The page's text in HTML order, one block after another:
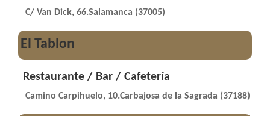
C/ Van Dick, 66.Salamanca (37005)
El Tablon
Restaurante / Bar / Cafetería
Camino Carpihuelo, 10.Carbajosa de la Sagrada (37188)